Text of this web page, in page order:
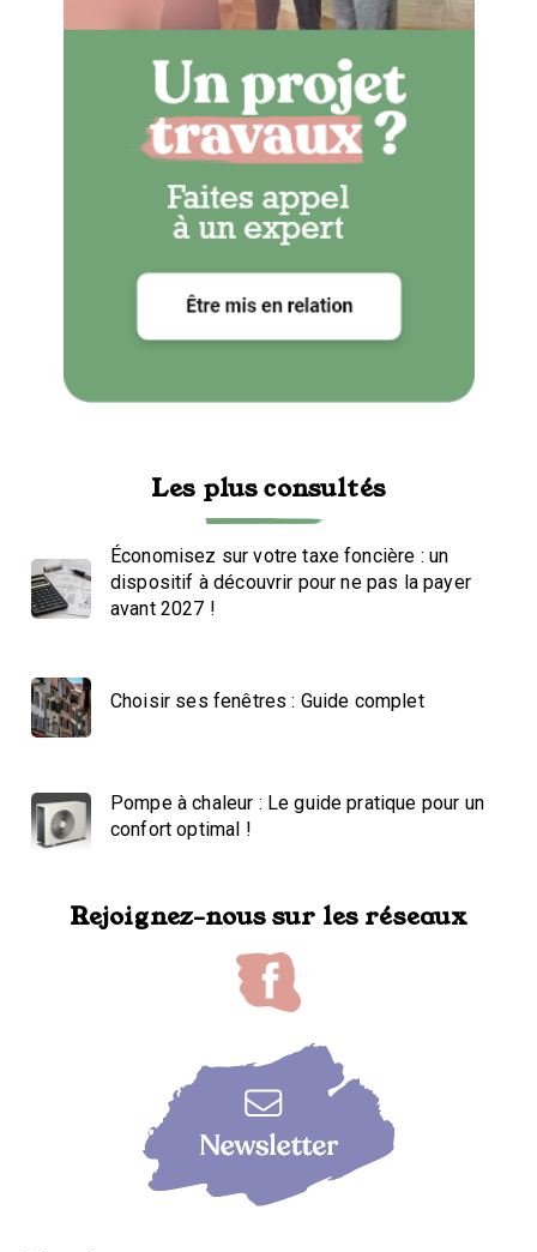
Les plus consultés
Économisez sur votre taxe foncière : un
dispositif à découvrir pour ne pas la payer
avant 2027 !
Choisir ses fenêtres : Guide complet
Pompe à chaleur : Le guide pratique pour un
confort optimal !
Rejoignez-nous sur les réseaux